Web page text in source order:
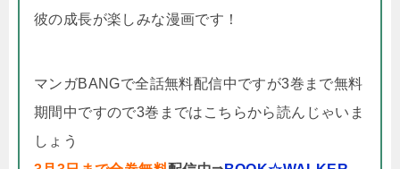
彼の成長が楽しみな漫画です！
マンガBANGで全話無料配信中ですが3巻まで無料
期間中ですので3巻まではこちらから読んじゃいま
しょう